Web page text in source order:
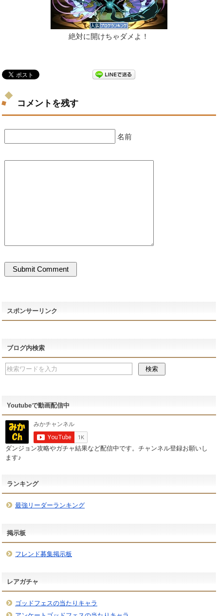
絶対に開けちゃダメよ！
コメントを残す
名前
スポンサーリンク
ブログ内検索
Youtubeで動画配信中
ダンジョン攻略やガチャ結果など配信中です。チャンネル登録お願いし
ます♪
ランキング
最強リーダーランキング
掲示板
フレンド募集掲示板
レアガチャ
ゴッドフェスの当たりキャラ